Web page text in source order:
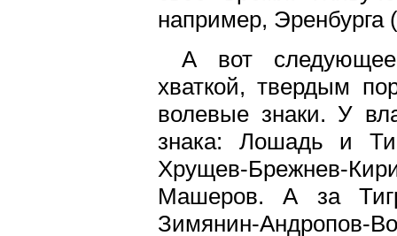
например, Эренбурга
А вот следующее
хваткой, твердым
волевые знаки. У
знака: Лошадь и
Хрущев-Брежнев-
Машеров. А за
Зимянин-Андропов-